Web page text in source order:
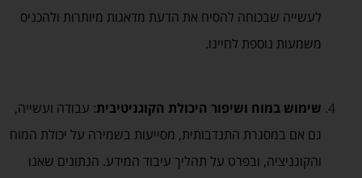
לעשייה שבכוחה להסיח את הדעת מדאגות מיותרות ולהכניס
משמעות נוספת לחיינו.
שימוש במוח ושיפור היכולת הקוגניטיבית: עבודה ועשייה,
גם אם במסגרת התנדבותית, מסייעות בשמירה על יכולת המוח
והקוגניציה, ובפרט על תהליך עיבוד המידע. הנתונים שאנו